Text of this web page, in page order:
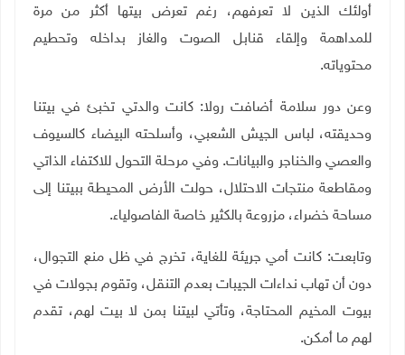
أولئك الذين لا تعرفهم، رغم تعرض بيتها أكثر من مرة
للمداهمة وإلقاء قنابل الصوت والغاز بداخله وتحطيم
محتوياته.
وعن دور سلامة أضافت رولا: كانت والدتي تخبئ في بيتنا
وحديقته، لباس الجيش الشعبي، وأسلحته البيضاء كالسيوف
والعصي والخناجر والبيانات. وفي مرحلة التحول للاكتفاء الذاتي
ومقاطعة منتجات الاحتلال، حولت الأرض المحيطة ببيتنا إلى
مساحة خضراء، مزروعة بالكثير خاصة الفاصولياء.
وتابعت: كانت أمي جريئة للغاية، تخرج في ظل منع التجوال،
دون أن تهاب نداءات الجيبات بعدم التنقل، وتقوم بجولات في
بيوت المخيم المحتاجة، وتأتي لبيتنا بمن لا بيت لهم، تقدم
لهم ما أمكن.